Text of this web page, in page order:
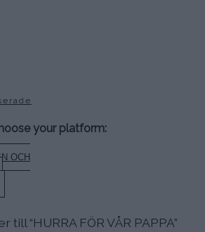
your platform:
OCH
till “HURRA FÖR VÅR PAPPA”